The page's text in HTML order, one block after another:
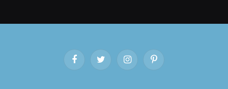
FacebookTwitter InstagramPinterest